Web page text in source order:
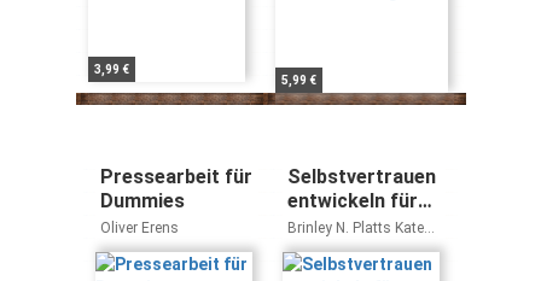
3,99 €
5,99 €
Pressearbeit für
Dummies
Oliver Erens
Selbstvertrauen
entwickeln für
Dummies
Brinley N. Platts Kate
Burton